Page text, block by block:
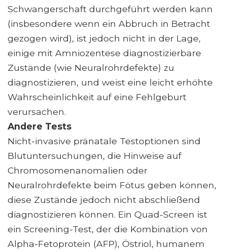
Schwangerschaft durchgeführt werden kann
(insbesondere wenn ein Abbruch in Betracht
gezogen wird), ist jedoch nicht in der Lage,
einige mit Amniozentese diagnostizierbare
Zustände (wie Neuralrohrdefekte) zu
diagnostizieren, und weist eine leicht erhöhte
Wahrscheinlichkeit auf eine Fehlgeburt
verursachen.
Andere Tests
Nicht-invasive pränatale Testoptionen sind
Blutuntersuchungen, die Hinweise auf
Chromosomenanomalien oder
Neuralrohrdefekte beim Fötus geben können,
diese Zustände jedoch nicht abschließend
diagnostizieren können. Ein Quad-Screen ist
ein Screening-Test, der die Kombination von
Alpha-Fetoprotein (AFP), Östriol, humanem